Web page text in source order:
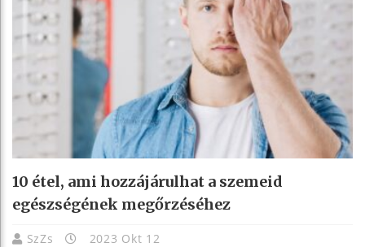
10 étel, ami hozzájárulhat a szemeid
egészségének megőrzéséhez
SzZs 2023 Okt 12